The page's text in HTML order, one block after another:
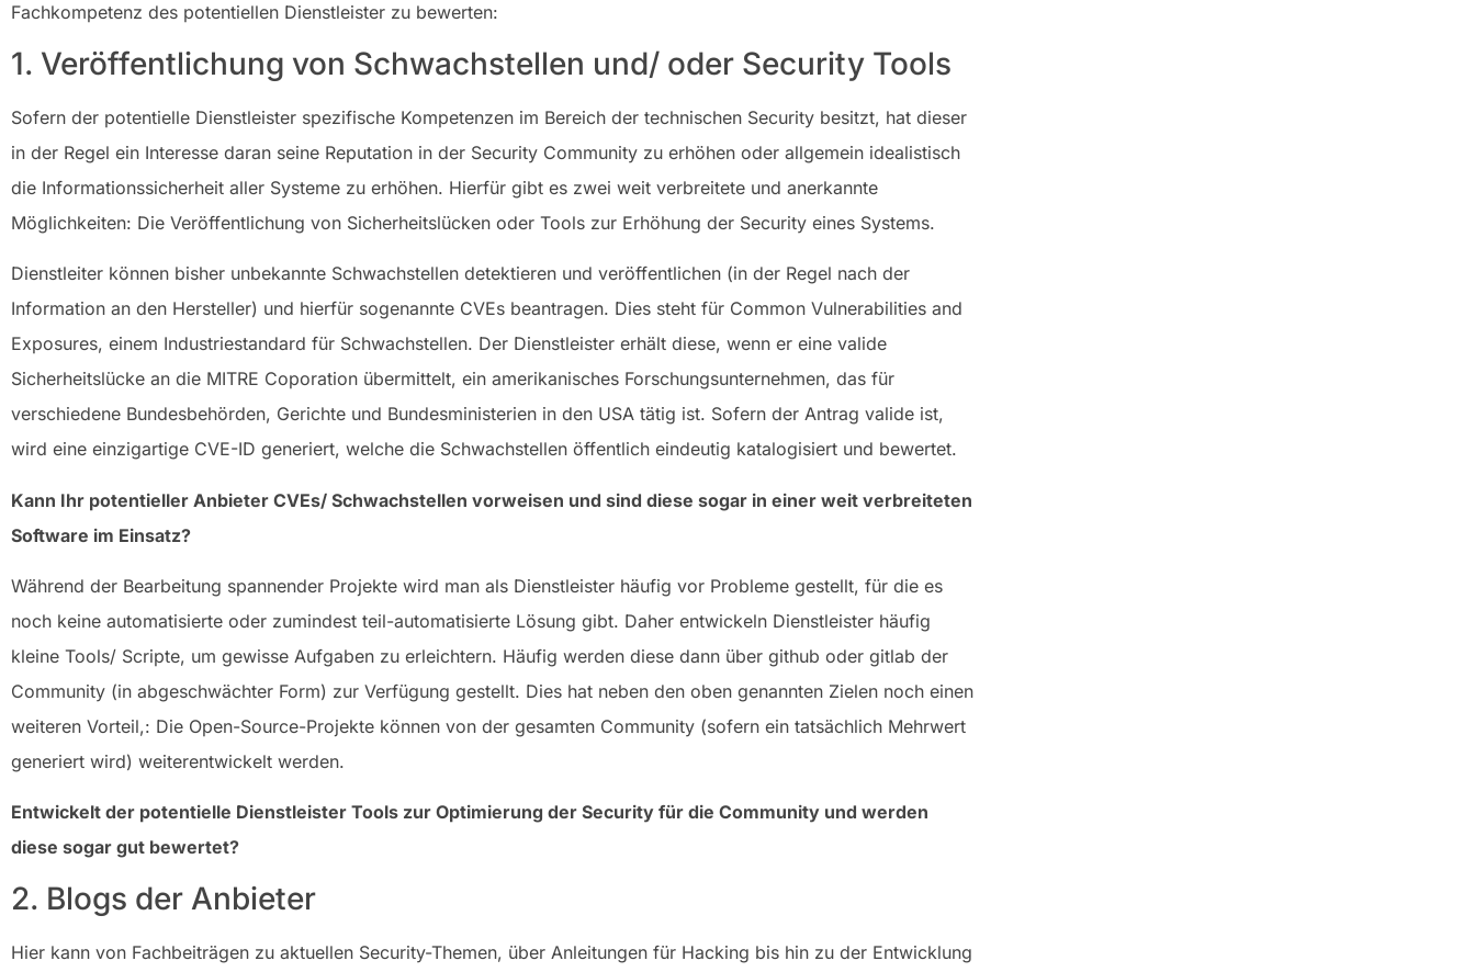
Fachkompetenz des potentiellen Dienstleister zu bewerten:
1. Veröffentlichung von Schwachstellen und/ oder Security Tools
Sofern der potentielle Dienstleister spezifische Kompetenzen im Bereich der technischen Security besitzt, hat dieser
in der Regel ein Interesse daran seine Reputation in der Security Community zu erhöhen oder allgemein idealistisch
die Informationssicherheit aller Systeme zu erhöhen. Hierfür gibt es zwei weit verbreitete und anerkannte
Möglichkeiten: Die Veröffentlichung von Sicherheitslücken oder Tools zur Erhöhung der Security eines Systems.
Dienstleiter können bisher unbekannte Schwachstellen detektieren und veröffentlichen (in der Regel nach der
Information an den Hersteller) und hierfür sogenannte CVEs beantragen. Dies steht für Common Vulnerabilities and
Exposures, einem Industriestandard für Schwachstellen. Der Dienstleister erhält diese, wenn er eine valide
Sicherheitslücke an die MITRE Coporation übermittelt, ein amerikanisches Forschungsunternehmen, das für
verschiedene Bundesbehörden, Gerichte und Bundesministerien in den USA tätig ist. Sofern der Antrag valide ist,
wird eine einzigartige CVE-ID generiert, welche die Schwachstellen öffentlich eindeutig katalogisiert und bewertet.
Kann Ihr potentieller Anbieter CVEs/ Schwachstellen vorweisen und sind diese sogar in einer weit verbreiteten
Software im Einsatz?
Während der Bearbeitung spannender Projekte wird man als Dienstleister häufig vor Probleme gestellt, für die es
noch keine automatisierte oder zumindest teil-automatisierte Lösung gibt. Daher entwickeln Dienstleister häufig
kleine Tools/ Scripte, um gewisse Aufgaben zu erleichtern. Häufig werden diese dann über github oder gitlab der
Community (in abgeschwächter Form) zur Verfügung gestellt. Dies hat neben den oben genannten Zielen noch einen
weiteren Vorteil,: Die Open-Source-Projekte können von der gesamten Community (sofern ein tatsächlich Mehrwert
generiert wird) weiterentwickelt werden.
Entwickelt der potentielle Dienstleister Tools zur Optimierung der Security für die Community und werden
diese sogar gut bewertet?
2. Blogs der Anbieter
Hier kann von Fachbeiträgen zu aktuellen Security-Themen, über Anleitungen für Hacking bis hin zu der Entwicklung